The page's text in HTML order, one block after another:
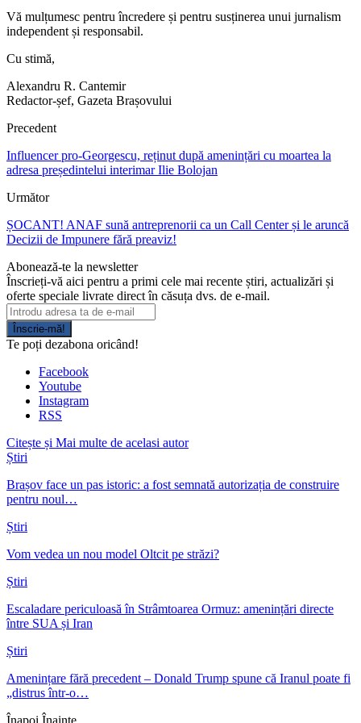
Vă mulțumesc pentru încredere și pentru susținerea unui jurnalism
independent și responsabil.
Cu stimă,
Alexandru R. Cantemir
Redactor-șef, Gazeta Brașovului
Precedent
Influencer pro-Georgescu, reținut după amenințări cu moartea la
adresa președintelui interimar Ilie Bolojan
Următor
ȘOCANT! ANAF sună antreprenorii ca un Call Center și le aruncă
Decizii de Impunere fără preaviz!
Abonează-te la newsletter
Înscrieți-vă aici pentru a primi cele mai recente știri, actualizări și
oferte speciale livrate direct în căsuța dvs. de e-mail.
Înscrie-mă!
Te poți dezabona oricând!
Facebook
Youtube
Instagram
RSS
Citește și Mai multe de acelasi autor
Știri
Brașov face un pas istoric: a fost semnată autorizația de construire
pentru noul…
Știri
Vom vedea un nou model Oltcit pe străzi?
Știri
Escaladare periculoasă în Strâmtoarea Ormuz: amenințări directe
între SUA și Iran
Știri
Amenințare fără precedent – Donald Trump spune că Iranul poate fi
„distrus într-o…
Înapoi Înainte